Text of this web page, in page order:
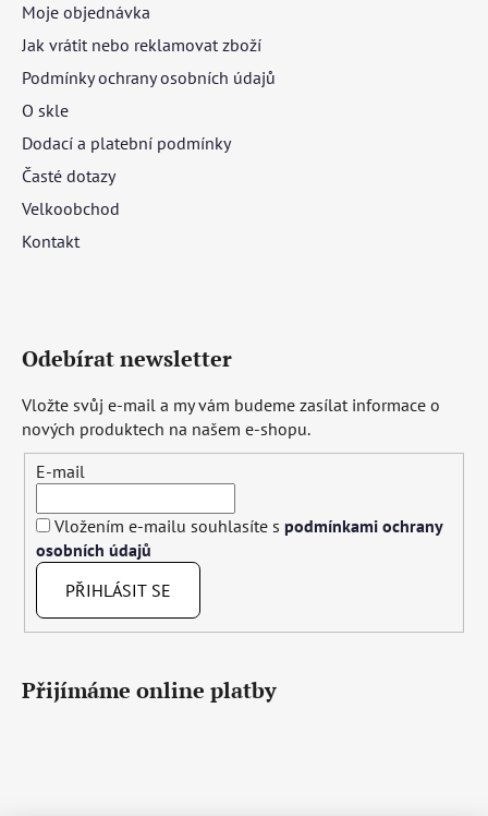
Moje objednávka
Jak vrátit nebo reklamovat zboží
Podmínky ochrany osobních údajů
O skle
Dodací a platební podmínky
Časté dotazy
Velkoobchod
Kontakt
Odebírat newsletter
Vložte svůj e-mail a my vám budeme zasílat informace o
nových produktech na našem e-shopu.
E-mail
Vložením e-mailu souhlasíte s podmínkami ochrany
osobních údajů
PŘIHLÁSIT SE
Přijímáme online platby